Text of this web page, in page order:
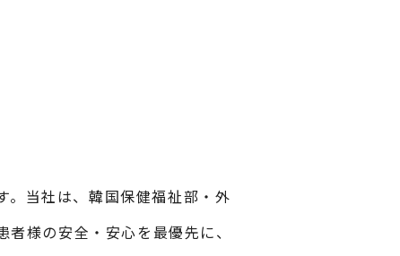
。当社は、韓国保健福祉部・外
者様の安全・安心を最優先に、